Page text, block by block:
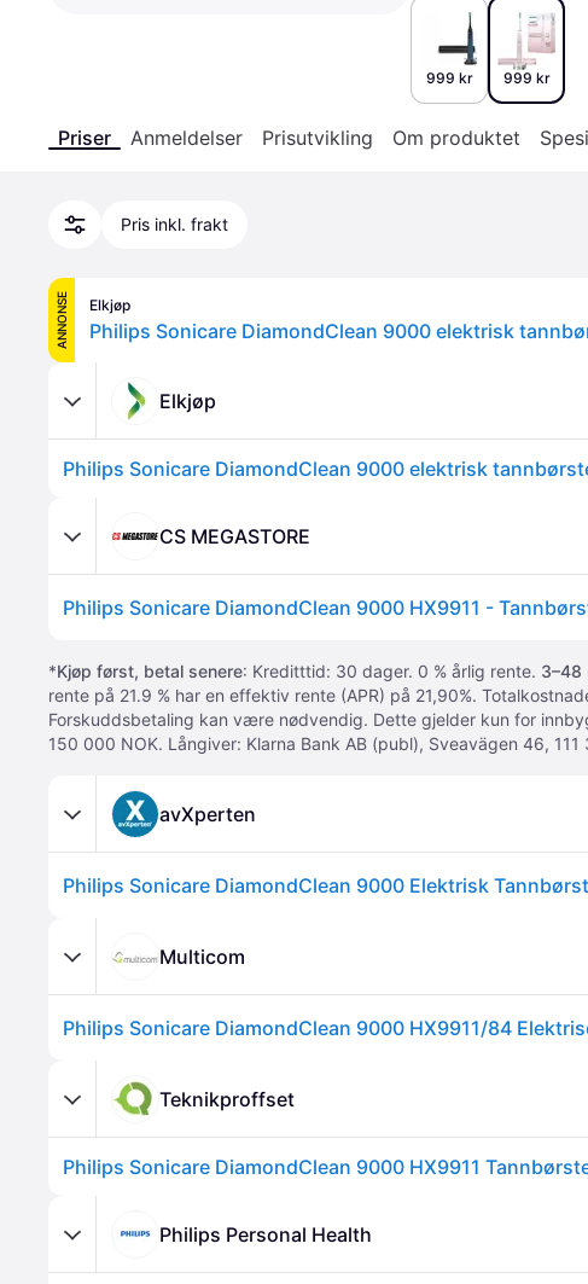
999 kr 999 kr
Priser Anmeldelser Prisutvikling Om produktet
Pris inkl. frakt
ANNONSE Elkjøp
Elkjøp
CS MEGASTORE
*Kjøp først, betal senere: Kreditttid: 30 dager. 0 % årlig rente. 3–48
rente på 21.9 % har en effektiv rente (APR) på 21,90%.
Forskuddsbetaling kan være nødvendig. Dette gjelder kun for
150 000 NOK. Långiver: Klarna Bank AB (publ), Sveavägen 46,
avXperten
Philips Sonicare DiamondClean 9000 Elektrisk
Multicom
Teknikproffset
Philips Sonicare DiamondClean 9000 HX9911
Philips Personal Health